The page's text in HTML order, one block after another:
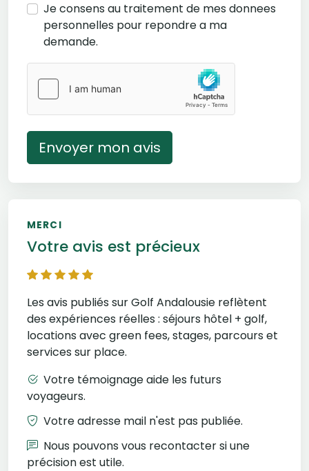
Je consens au traitement de mes donnees
personnelles pour repondre a ma
demande.
Envoyer mon avis
MERCI
Votre avis est précieux
Les avis publiés sur Golf Andalousie reflètent
des expériences réelles : séjours hôtel + golf,
locations avec green fees, stages, parcours et
services sur place.
Votre témoignage aide les futurs
voyageurs.
Votre adresse mail n'est pas publiée.
Nous pouvons vous recontacter si une
précision est utile.